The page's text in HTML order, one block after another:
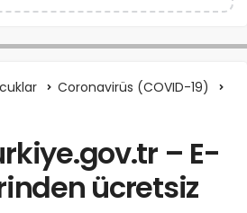
Coronavirüs (COVID-19)
– E-
ücretsiz